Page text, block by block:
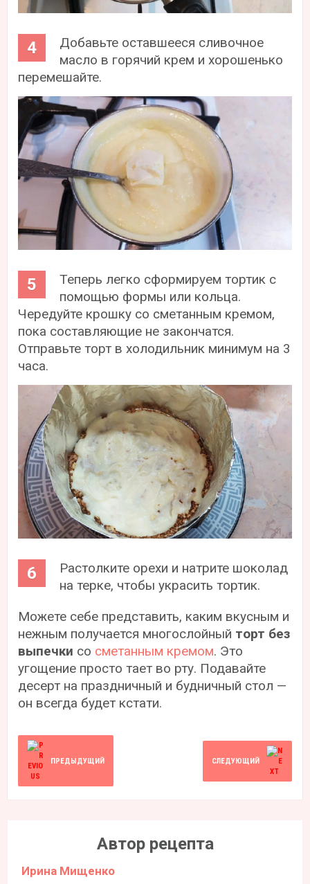
Добавьте оставшееся сливочное
масло в горячий крем и хорошенько
перемешайте.
Теперь легко сформируем тортик с
помощью формы или кольца.
Чередуйте крошку со сметанным кремом,
пока составляющие не закончатся.
Отправьте торт в холодильник минимум на 3
часа.
Растолките орехи и натрите шоколад
на терке, чтобы украсить тортик.
Можете себе представить, каким вкусным и
нежным получается многослойный торт без
выпечки со сметанным кремом. Это
угощение просто тает во рту. Подавайте
десерт на праздничный и будничный стол —
он всегда будет кстати.
ПРЕДЫДУЩИЙ СЛЕДУЮЩИЙ
Автор рецепта
Ирина Мищенко